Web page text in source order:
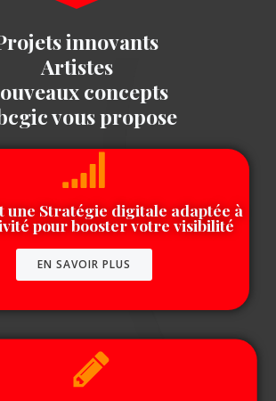
innovants
Artistes
concepts
vous propose
une Stratégie digitale adaptée à
pour booster votre visibilité
EN SAVOIR PLUS